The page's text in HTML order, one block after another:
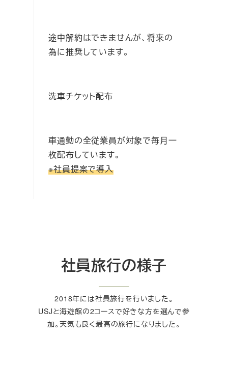
途中解約はできませんが、将来の
為に推奨しています。
洗車チケット配布
車通勤の全従業員が対象で毎月一
枚配布しています。
※社員提案で導入
社員旅行の様子
2018年には社員旅行を行いました。
USJと海遊館の2コースで好きな方を選んで参
加。天気も良く最高の旅行になりました。